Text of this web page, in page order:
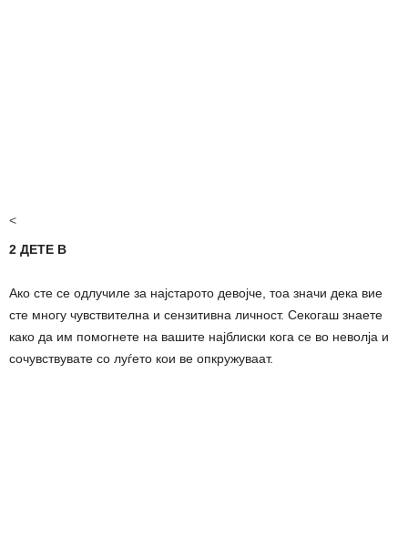
<
2 ДЕТЕ B
Ако сте се одлучиле за најстарото девојче, тоа значи дека вие
сте многу чувствителна и сензитивна личност. Секогаш знаете
како да им помогнете на вашите најблиски кога се во неволја и
сочувствувате со луѓето кои ве опкружуваат.